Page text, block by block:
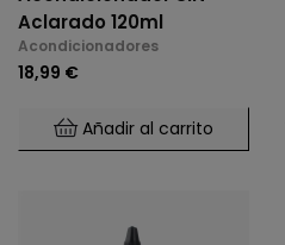
Aclarado 120ml
Acondicionadores
18,99 €
Añadir al carrito